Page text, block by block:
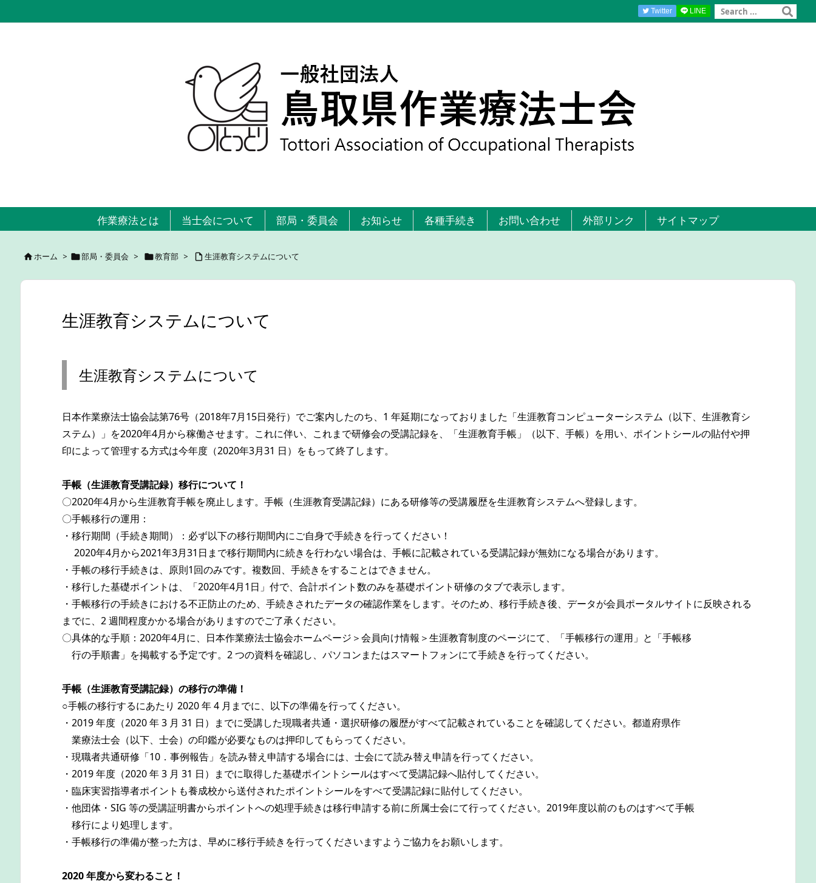
作業療法とは 当士会について 部局・委員会 お知らせ 各種手続き お問い合わせ 外部リンク サイトマップ
Twitter LINE
ホーム > 部局・委員会 > 教育部 >  生涯教育システムについて
生涯教育システムについて
生涯教育システムについて
日本作業療法士協会誌第76号（2018年7月15日発行）でご案内したのち、1 年延期になっておりました「生涯教育コンピューターシステム（以下、生涯教育シ
ステム）」を2020年4月から稼働させます。これに伴い、これまで研修会の受講記録を、「生涯教育手帳」（以下、手帳）を用い、ポイントシールの貼付や押
印によって管理する方式は今年度（2020年3月31 日）をもって終了します。
手帳（生涯教育受講記録）移行について！
〇2020年4月から生涯教育手帳を廃止します。手帳（生涯教育受講記録）にある研修等の受講履歴を生涯教育システムへ登録します。
〇手帳移行の運用：
・移行期間（手続き期間）：必ず以下の移行期間内にご自身で手続きを行ってください！
2020年4月から2021年3月31日まで移行期間内に続きを行わない場合は、手帳に記載されている受講記録が無効になる場合があります。
・手帳の移行手続きは、原則1回のみです。複数回、手続きをすることはできません。
・移行した基礎ポイントは、「2020年4月1日」付で、合計ポイント数のみを基礎ポイント研修のタブで表示します。
・手帳移行の手続きにおける不正防止のため、手続きされたデータの確認作業をします。そのため、移行手続き後、データが会員ポータルサイトに反映される
までに、2 週間程度かかる場合がありますのでご了承ください。
〇具体的な手順：2020年4月に、日本作業療法士協会ホームページ＞会員向け情報＞生涯教育制度のページにて、「手帳移行の運用」と「手帳移
行の手順書」を掲載する予定です。2 つの資料を確認し、パソコンまたはスマートフォンにて手続きを行ってください。
手帳（生涯教育受講記録）の移行の準備！
○手帳の移行するにあたり 2020 年 4 月までに、以下の準備を行ってください。
・2019 年度（2020 年 3 月 31 日）までに受講した現職者共通・選択研修の履歴がすべて記載されていることを確認してください。都道府県作
業療法士会（以下、士会）の印鑑が必要なものは押印してもらってください。
・現職者共通研修「10．事例報告」を読み替え申請する場合には、士会にて読み替え申請を行ってください。
・2019 年度（2020 年 3 月 31 日）までに取得した基礎ポイントシールはすべて受講記録へ貼付してください。
・臨床実習指導者ポイントも養成校から送付されたポイントシールをすべて受講記録に貼付してください。
・他団体・SIG 等の受講証明書からポイントへの処理手続きは移行申請する前に所属士会にて行ってください。2019年度以前のものはすべて手帳
移行により処理します。
・手帳移行の準備が整った方は、早めに移行手続きを行ってくださいますようご協力をお願いします。
2020 年度から変わること！